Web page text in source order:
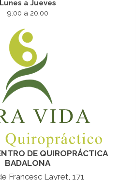
Lunes a Jueves
9:00 a 20:00
DE QUIROPRÁCTICA
BADALONA
Francesc Layret, 171